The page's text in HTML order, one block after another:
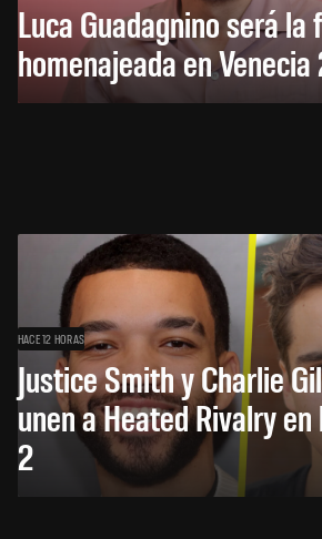
Luca Guadagnino será la
homenajeada en
HACE 12 HORAS
Justice Smith y Charlie
unen a Heated Rivalry
2